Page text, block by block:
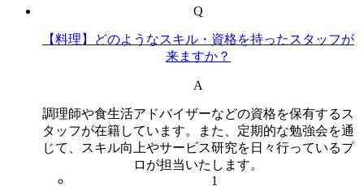
Q
【料理】どのようなスキル・資格を持ったスタッフが
来ますか？
A
調理師や食生活アドバイザーなどの資格を保有するス
タッフが在籍しています。また、定期的な勉強会を通
じて、スキル向上やサービス研究を日々行っているプ
ロが担当いたします。
1